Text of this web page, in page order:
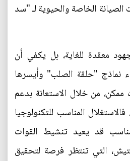
الصيانة الخاصة والحيوية لـ "سد
معقدة للغاية، بل يكفي أن
نماذج "حلقة الصلب" وأيسرها
من خلال الاستعانة بدعم
المناسب للتكنولوجيا
قد يعيد تنشيط القوات
التي تنتظر فرصة لتحقيق